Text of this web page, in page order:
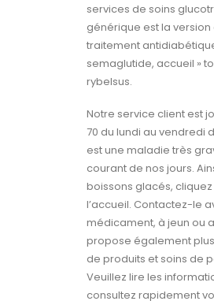
services de soins
générique est la
traitement
semaglutide, accueil »
rybelsus.
Notre service client est
70 du lundi au vendredi
est une maladie très
courant de nos jours.
boissons glacés,
l’accueil. Contactez-le
médicament, à jeun ou
propose également
de produits et soins de
Veuillez lire les
consultez rapidement